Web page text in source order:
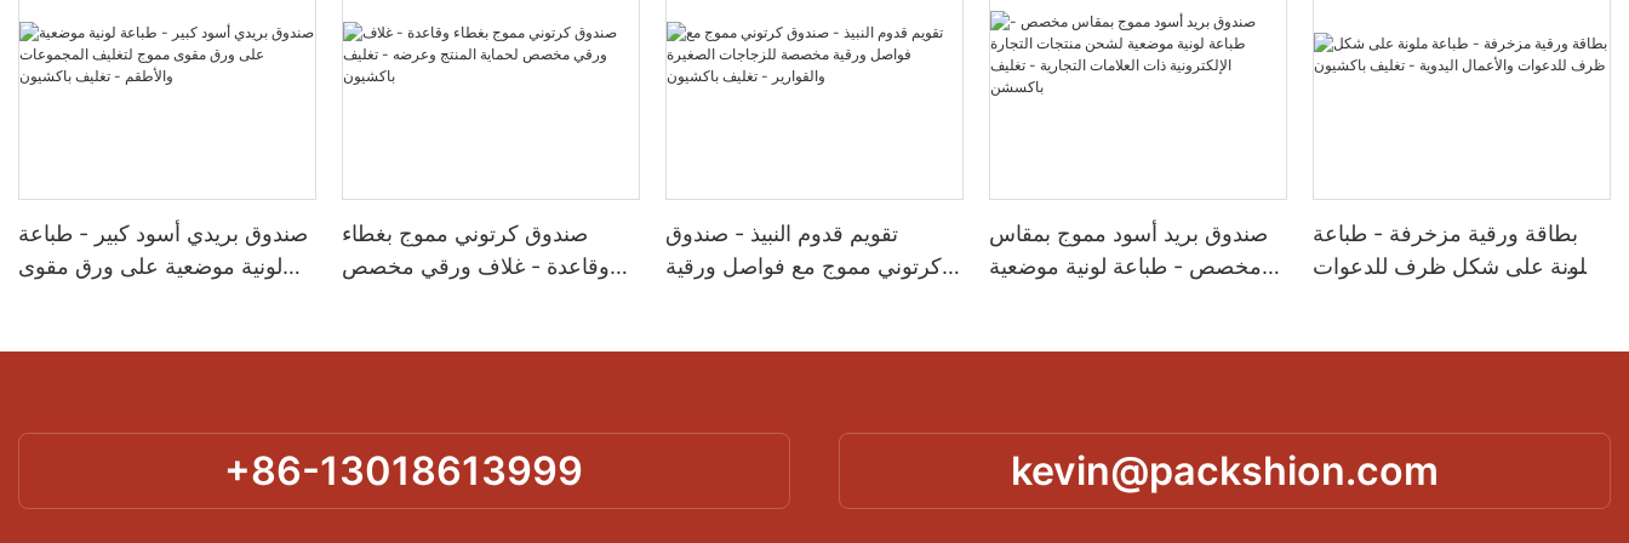
صندوق بريدي أسود كبير - طباعة
لونية موضعية على ورق مقوى
صندوق كرتوني مموج بغطاء
وقاعدة - غلاف ورقي مخصص
تقويم قدوم النبيذ - صندوق
كرتوني مموج مع فواصل ورقية
صندوق بريد أسود مموج بمقاس
مخصص - طباعة لونية موضعية
بطاقة ورقية مزخرفة - طباعة
ملونة على شكل ظرف للدعوات
+86-13018613999 kevin@packshion.com